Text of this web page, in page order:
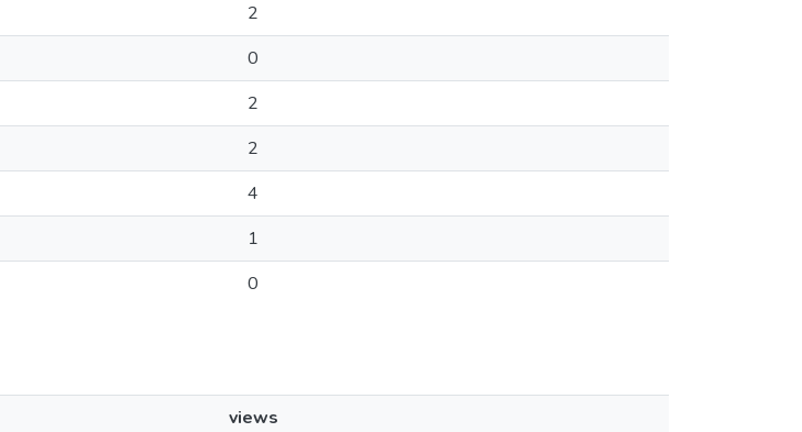
2
0
2
2
4
1
0
views